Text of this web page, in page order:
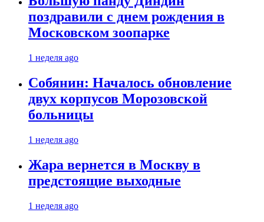
поздравили с днем рождения в
Московском зоопарке
1 неделя ago
Собянин: Началось обновление
двух корпусов Морозовской
больницы
1 неделя ago
Жара вернется в Москву в
предстоящие выходные
1 неделя ago